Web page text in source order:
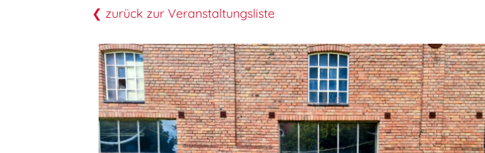
❮ zurück zur Veranstaltungsliste